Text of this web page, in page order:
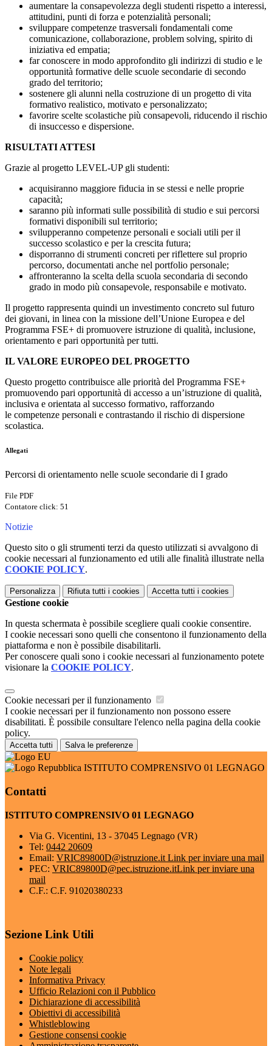
aumentare la consapevolezza degli studenti rispetto a interessi,
attitudini, punti di forza e potenzialità personali;
sviluppare competenze trasversali fondamentali come
comunicazione, collaborazione, problem solving, spirito di
iniziativa ed empatia;
far conoscere in modo approfondito gli indirizzi di studio e le
opportunità formative delle scuole secondarie di secondo
grado del territorio;
sostenere gli alunni nella costruzione di un progetto di vita
formativo realistico, motivato e personalizzato;
favorire scelte scolastiche più consapevoli, riducendo il rischio
di insuccesso e dispersione.
RISULTATI ATTESI
Grazie al progetto LEVEL-UP gli studenti:
acquisiranno maggiore fiducia in se stessi e nelle proprie
capacità;
saranno più informati sulle possibilità di studio e sui percorsi
formativi disponibili sul territorio;
svilupperanno competenze personali e sociali utili per il
successo scolastico e per la crescita futura;
disporranno di strumenti concreti per riflettere sul proprio
percorso, documentati anche nel portfolio personale;
affronteranno la scelta della scuola secondaria di secondo
grado in modo più consapevole, responsabile e motivato.
Il progetto rappresenta quindi un investimento concreto sul futuro
dei giovani, in linea con la missione dell’Unione Europea e del
Programma FSE+ di promuovere istruzione di qualità, inclusione,
orientamento e pari opportunità per tutti.
IL VALORE EUROPEO DEL PROGETTO
Questo progetto contribuisce alle priorità del Programma FSE+
promuovendo pari opportunità di accesso a un’istruzione di qualità,
inclusiva e orientata al successo formativo, rafforzando
le competenze personali e contrastando il rischio di dispersione
scolastica.
Allegati
Percorsi di orientamento nelle scuole secondarie di I grado
File PDF
Contatore click: 51
Notizie
Questo sito o gli strumenti terzi da questo utilizzati si avvalgono di
cookie necessari al funzionamento ed utili alle finalità illustrate nella
COOKIE POLICY.
Personalizza Rifiuta tutti i cookies Accetta tutti i cookies
Gestione cookie
In questa schermata è possibile scegliere quali cookie consentire.
I cookie necessari sono quelli che consentono il funzionamento della
piattaforma e non è possibile disabilitarli.
Per conoscere quali sono i cookie necessari al funzionamento potete
visionare la COOKIE POLICY.
Cookie necessari per il funzionamento
I cookie necessari per il funzionamento non possono essere
disabilitati. È possibile consultare l'elenco nella pagina della cookie
policy.
Accetta tutti Salva le preferenze
ISTITUTO COMPRENSIVO 01 LEGNAGO
Contatti
ISTITUTO COMPRENSIVO 01 LEGNAGO
Via G. Vicentini, 13 - 37045 Legnago (VR)
Tel: 0442 20609
Email: VRIC89800D@istruzione.it Link per inviare una mail
PEC: VRIC89800D@pec.istruzione.itLink per inviare una
mail
C.F.: C.F. 91020380233
Sezione Link Utili
Cookie policy
Note legali
Informativa Privacy
Ufficio Relazioni con il Pubblico
Dichiarazione di accessibilità
Obiettivi di accessibilità
Whistleblowing
Gestione consensi cookie